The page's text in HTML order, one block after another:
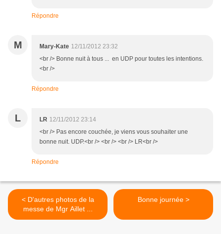
Répondre
M Mary-Kate 12/11/2012 23:32
<br /> Bonne nuit à tous ... en UDP pour toutes les intentions.
<br />
Répondre
L LR 12/11/2012 23:14
<br /> Pas encore couchée, je viens vous souhaiter une
bonne nuit. UDP.<br /> <br /> <br /> LR<br />
Répondre
< D'autres photos de la
messe de Mgr Aillet ...
Bonne journée >